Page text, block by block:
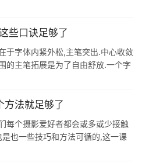
些口诀足够了
于字体内紧外松,主笔突出.中心收敛
的主笔拓展是为了自由舒放.一个字
方法就足够了
每个摄影爱好者都会或多或少接触
也一些技巧和方法可循的,这一课